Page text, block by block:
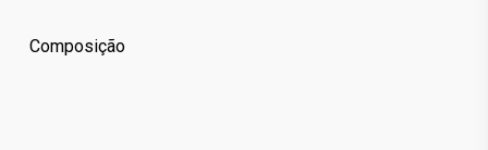
Composição